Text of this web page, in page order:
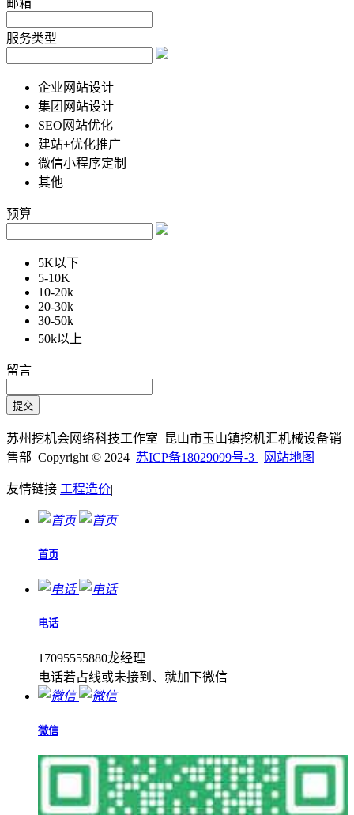
服务类型
企业网站设计
集团网站设计
SEO网站优化
建站+优化推广
微信小程序定制
其他
预算
5K以下
5-10K
10-20k
20-30k
30-50k
50k以上
留言
苏州挖机会网络科技工作室 昆山市玉山镇挖机汇机械设备销
售部 Copyright © 2024 苏ICP备18029099号-3 网站地图
友情链接 工程造价|
首页
电话
17095555880龙经理
电话若占线或未接到、就加下微信
微信